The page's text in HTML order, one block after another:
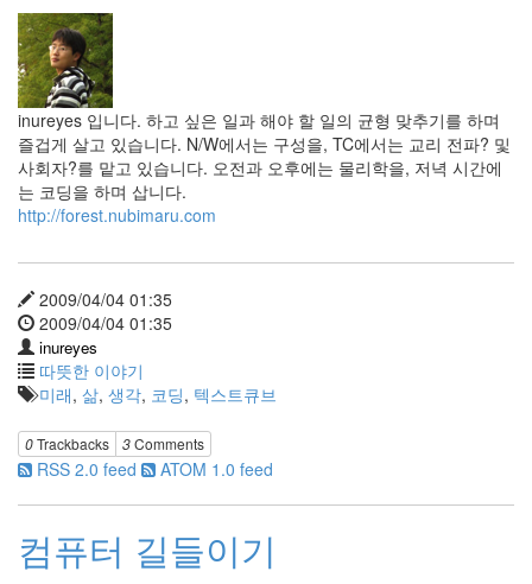
inureyes 입니다. 하고 싶은 일과 해야 할 일의 균형 맞추기를 하며
즐겁게 살고 있습니다. N/W에서는 구성을, TC에서는 교리 전파? 및
사회자?를 맡고 있습니다. 오전과 오후에는 물리학을, 저녁 시간에
는 코딩을 하며 삽니다.
http://forest.nubimaru.com
2009/04/04 01:35
2009/04/04 01:35
inureyes
따뜻한 이야기
미래, 삶, 생각, 코딩, 텍스트큐브
0Trackbacks 3Comments
RSS 2.0 feed ATOM 1.0 feed
컴퓨터 길들이기